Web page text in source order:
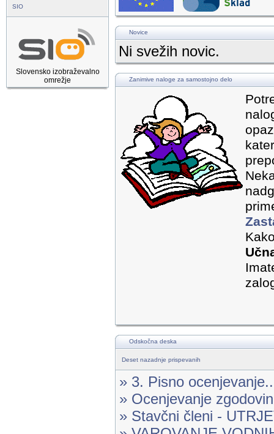
SIO
Slovensko izobraževalno
omrežje
Novice
Ni svežih novic.
Zanimive naloge za samostojno delo
Odskočna deska
Deset nazadnje prispevanih
» 3. Pisno
» Ocenjevanje
» Stavčni členi -